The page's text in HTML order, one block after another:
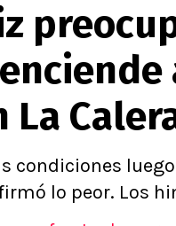
por el mundo
condiciones
lo peor. Los